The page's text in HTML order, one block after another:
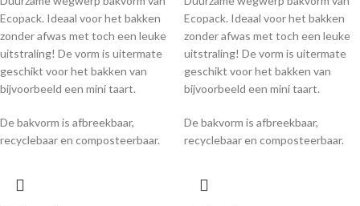
Ecopack. Ideaal voor het bakken
zonder afwas met toch een leuke
uitstraling! De vorm is uitermate
geschikt voor het bakken van
bijvoorbeeld een mini taart.
De bakvorm is afbreekbaar,
recyclebaar en composteerbaar.
Ecopack. Ideaal voor het bakken
zonder afwas met toch een leuke
uitstraling! De vorm is uitermate
geschikt voor het bakken van
bijvoorbeeld een mini taart.
De bakvorm is afbreekbaar,
recyclebaar en composteerbaar.